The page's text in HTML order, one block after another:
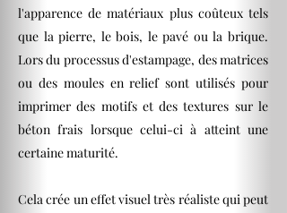
l'apparence de matériaux plus coûteux tels
que la pierre, le bois, le pavé ou la brique.
Lors du processus d'estampage, des matrices
ou des moules en relief sont utilisés pour
imprimer des motifs et des textures sur le
béton frais lorsque celui-ci à atteint une
certaine maturité.
Cela crée un effet visuel très réaliste qui peut